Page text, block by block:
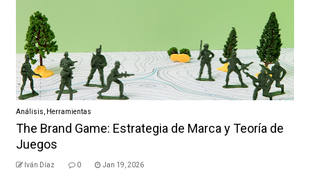
Análisis Herramientas
The Brand Game: Estrategia de Marca y Teoría de
Juegos
Iván Díaz 0 Jan 19, 2026